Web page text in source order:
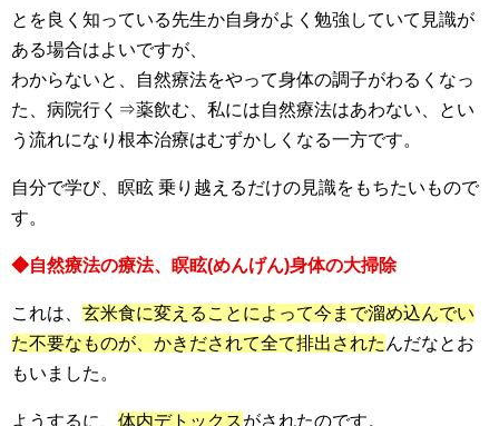
とを良く知っている先生か自身がよく勉強していて見識が
ある場合はよいですが、
わからないと、自然療法をやって身体の調子がわるくなっ
た、病院行く⇒薬飲む、私には自然療法はあわない、とい
う流れになり根本治療はむずかしくなる一方です。
自分で学び、瞑眩 乗り越えるだけの見識をもちたいもので
す。
◆自然療法の療法、瞑眩(めんげん)身体の大掃除
これは、 玄米食に変えることによって今まで溜め込んでい
た不要なものが、かきだされて全て排出された んだなとお
もいました。
ようするに、 体内デトックスがされたのです。